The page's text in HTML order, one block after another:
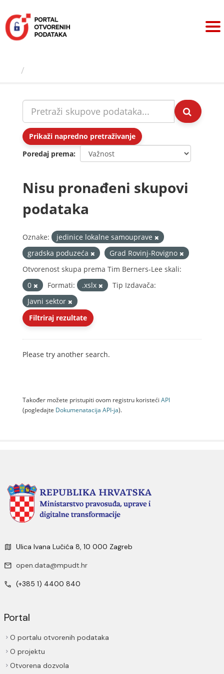
sadržaj
Prikaži napredno pretraživanje
Poredaj prema
Nisu pronađeni skupovi
podataka
Oznake:
jedinice lokalne samouprave
gradska poduzeća
Grad Rovinj-Rovigno
Otvorenost skupa prema Tim Berners-Lee skali:
0
Formati: .xslx
Tip Izdavača:
Javni sektor
Filtriraj rezultate
Please try another search.
Također možete pristupiti ovom registru koristeći API
(pogledajte Dokumenаtаcijа API-jа).